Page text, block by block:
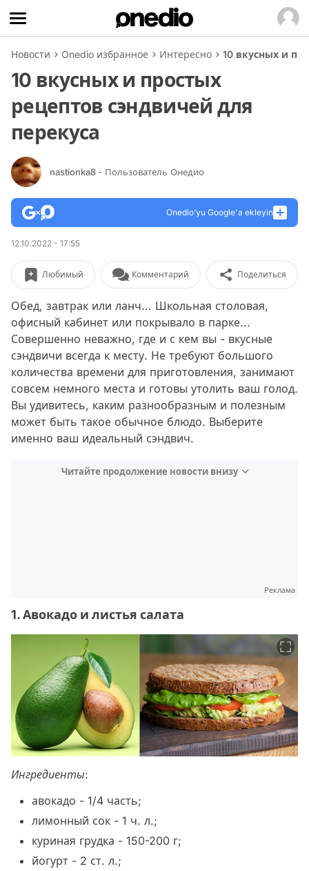
Новости Onedio избранное Интересно 10 вкусных и
10 вкусных и простых
рецептов сэндвичей для
перекуса
nastionka8 - Пользователь Онедио
Onedio’yu Google'a ekleyin
12.10.2022 - 17:55
Любимый Комментарий Поделиться
Обед, завтрак или ланч... Школьная столовая,
офисный кабинет или покрывало в парке...
Совершенно неважно, где и с кем вы - вкусные
сэндвичи всегда к месту. Не требуют большого
количества времени для приготовления, занимают
совсем немного места и готовы утолить ваш голод.
Вы удивитесь, каким разнообразным и полезным
может быть такое обычное блюдо. Выберите
именно ваш идеальный сэндвич.
Читайте продолжение новости внизу
Реклама
1. Авокадо и листья салата
Ингредиенты:
авокадо - 1/4 часть;
лимонный сок - 1 ч. л.;
куриная грудка - 150-200 г;
йогурт - 2 ст. л.;